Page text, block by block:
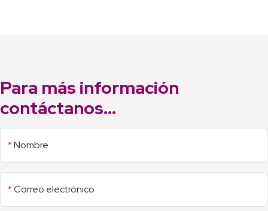
Para más información
contáctanos...
*Nombre
*Correo electrónico